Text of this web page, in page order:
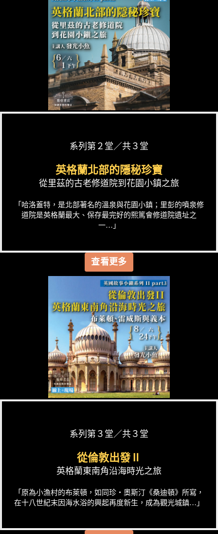
系列第２堂／共３堂
英格蘭北部的隱秘珍寶
從里茲的古老修道院到花園小鎮之旅
「哈洛蓋特，是北部著名的溫泉與花園小鎮；里彭的噴泉修
道院是英格蘭最大、保存最完好的熙篤會修道院遺址之
一…」
查看更多
系列第３堂／共３堂
從倫敦出發Ⅱ
英格蘭東南角沿海時光之旅
「原為小漁村的布萊頓，如同珍‧奧斯汀《桑迪頓》所寫，
在十八世紀末因海水浴的興起再度新生，成為觀光城鎮…」